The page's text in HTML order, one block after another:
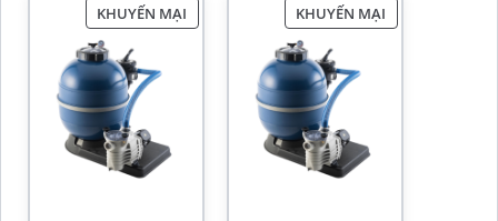
KHUYẾN MẠI KHUYẾN MẠI